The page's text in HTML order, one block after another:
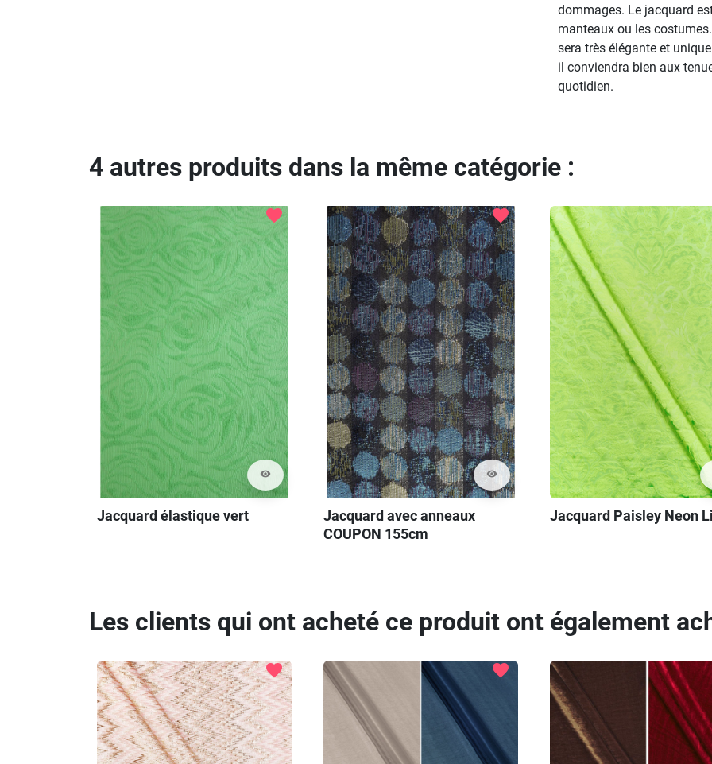
dommages. Le jacquard
manteaux ou les
sera très élégante et
il conviendra bien aux
quotidien.
4 autres produits dans la même catégorie :
visibility
favorite
Jacquard élastique vert
visibility
favorite
Jacquard avec anneaux
COUPON 155cm
Jacquard Paisley Neon
Les clients qui ont acheté ce produit ont également
favorite favorite